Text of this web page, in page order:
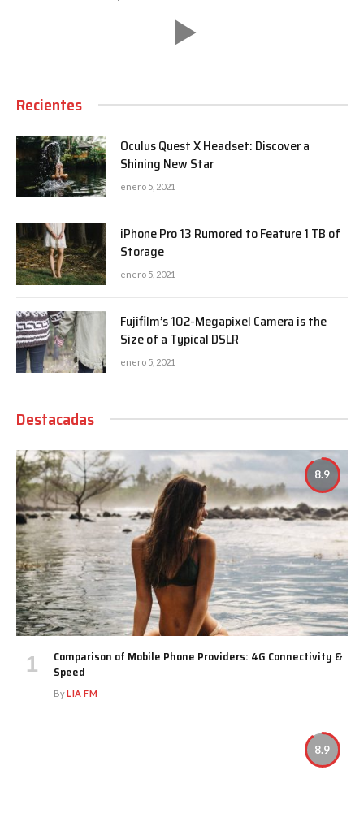
Recientes
Oculus Quest X Headset: Discover a
Shining New Star
enero 5, 2021
iPhone Pro 13 Rumored to Feature 1 TB of
Storage
enero 5, 2021
Fujifilm’s 102-Megapixel Camera is the
Size of a Typical DSLR
enero 5, 2021
Destacadas
8.9
Comparison of Mobile Phone Providers: 4G Connectivity &
Speed
ByLIA FM
8.9